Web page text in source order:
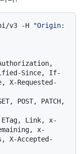
v3 -H
"Origin:
Since, If-
X-Requested-
POST, PATCH,
ETag, Link, x-
x-
X-Accepted-